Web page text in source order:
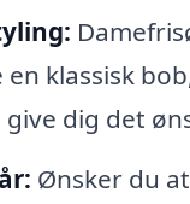
en klassisk
dig det
Ønsker du